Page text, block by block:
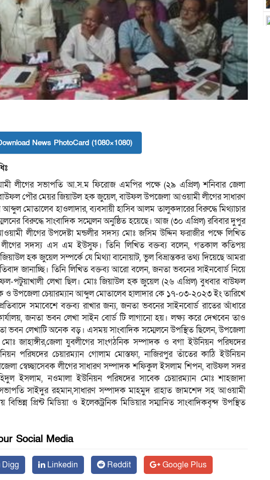
News PhotoCard (1080×1080)
লীগের সভাপতি আ.স.ম ফিরোজ এমপির পক্ষে (২৯ এপ্রিল) শনিবার জেলা
পৌর মেয়র জিয়াউল হক জুয়েল, বাউফল উপজেলা আওয়ামী লীগের সাধারণ
মোতালেব হাওলাদার, ব্যবসায়ী হাসিব আলম তালুকদারের বিরুদ্ধে মিথ্যাচার
বিরুদ্ধে সাংবাদিক সম্মেলন অনুষ্ঠিত হয়েছে। আজ (৩০ এপ্রিল) রবিবার দুপুর
লীগের উপদেষ্টা মন্ডলীর সদস্য মোঃ জসিম উদ্দিন ফরাজীর পক্ষে লিখিত
লীগের সদস্য এস এম ইউসুফ। তিনি লিখিত বক্তব্য বলেন, গতকাল কতিপয়
হক জুয়েল সম্পর্কে যে মিথ্যা বানোয়াট, ভুল বিভ্রান্তকর তথ্য দিয়েছে আমরা
জানাচ্ছি। তিনি লিখিত বক্তব্য আরো বলেন, জনতা ভবনের সাইনবোর্ড নিয়ে
পটুয়াখালী লেখা ছিল। মোঃ জিয়াউল হক জুয়েল (২৬ এপ্রিল) বুধবার বাউফল
উপজেলা চেয়ারম্যান আব্দুল মোতালেব হালাদার কে ১৭-০৩-২০২৩ ইং তারিখে
সমাবেশে বক্তব্য রাখার জন্য, জনতা ভবনের সাইনবোর্ড রাতের আঁধারে
জনতা ভবন লেখা সাইন বোর্ড টি লাগানো হয়। লক্ষ্য করে দেখবেন তাও
ভবন লেখাটি অনেক বড়। এসময় সাংবাদিক সম্মেলনে উপস্থিত ছিলেন, উপজেলা
জাহাঙ্গীর,জেলা যুবলীগের সাংগঠনিক সম্পাদক ও বগা ইউনিয়ন পরিষদের
পরিষদের চেয়ারম্যান গোলাম মোস্তফা, নাজিরপুর তাঁতের কাঠি ইউনিয়ন
স্বেচ্ছাসেবক লীগের সাধারণ সম্পাদক শফিকুল ইসলাম শিপন, বাউফল সদর
ইসলাম, নওমালা ইউনিয়ন পরিষদের সাবেক চেয়ারম্যান মোঃ শাহজাদা
সাইদুর রহমান,সাধারণ সম্পাদক মাহমুদ রাহাত জামশেদ সহ আওয়ামী
প্রিন্ট মিডিয়া ও ইলেকট্রনিক মিডিয়ার সম্মানিত সাংবাদিকবৃন্দ উপস্থিত
Social Media
Digg Linkedin Reddit
Google Plus